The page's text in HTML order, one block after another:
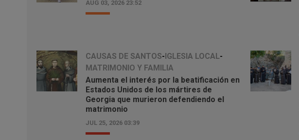
AUG 03, 2026 23:52
CAUSAS DE SANTOS-IGLESIA LOCAL-
MATRIMONIO Y FAMILIA
Aumenta el interés por la beatificación en
Estados Unidos de los mártires de
Georgia que murieron defendiendo el
matrimonio
JUL 25, 2026 03:39